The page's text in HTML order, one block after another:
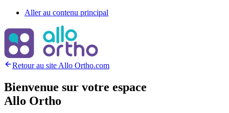
Aller au contenu principal
Retour au site Allo Ortho.com
Bienvenue sur votre espace
Allo Ortho